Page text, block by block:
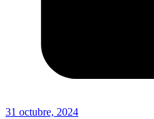
31 octubre, 2024